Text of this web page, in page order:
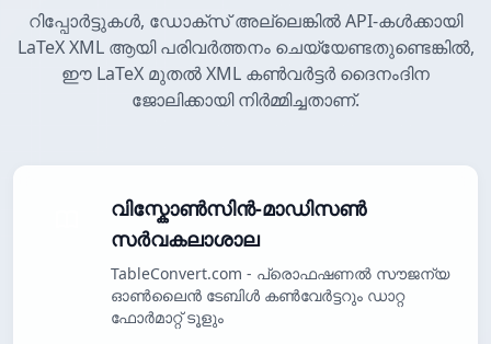
റിപ്പോർട്ടുകൾ, ഡോക്സ് അല്ലെങ്കിൽ API-കൾക്കായി
LaTeX XML ആയി പരിവർത്തനം ചെയ്യേണ്ടതുണ്ടെങ്കിൽ,
ഈ LaTeX മുതൽ XML കൺവർട്ടർ ദൈനംദിന
ജോലിക്കായി നിർമ്മിച്ചതാണ്.
വിസ്കോൺസിൻ-മാഡിസൺ
സർവകലാശാല
TableConvert.com - പ്രൊഫഷണൽ സൗജന്യ
ഓൺലൈൻ ടേബിൾ കൺവേർട്ടറും ഡാറ്റ
ഫോർമാറ്റ് ടൂളും